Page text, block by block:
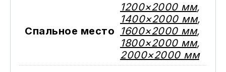
Спальное место
1200×2000 мм,
1400×2000 мм,
1600×2000 мм,
1800×2000 мм,
2000×2000 мм